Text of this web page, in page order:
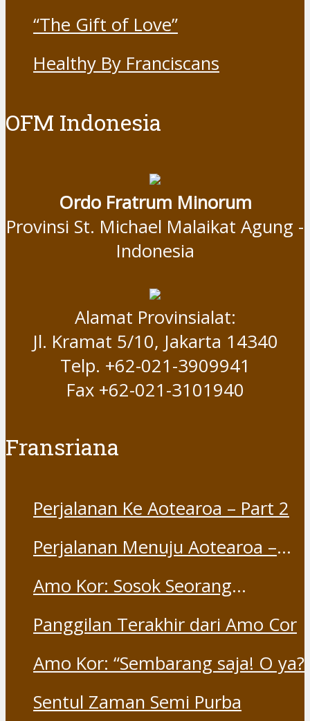
“The Gift of Love”
Healthy By Franciscans
OFM Indonesia
Ordo Fratrum Minorum
Provinsi St. Michael Malaikat Agung -
Indonesia
Alamat Provinsialat:
Jl. Kramat 5/10, Jakarta 14340
Telp. +62-021-3909941
Fax +62-021-3101940
Fransriana
Perjalanan Ke Aotearoa – Part 2
Perjalanan Menuju Aotearoa –
Amo Kor: Sosok Seorang
Otentik
Panggilan Terakhir dari Amo Cor
Amo Kor: “Sembarang saja! O ya?
Sentul Zaman Semi Purba